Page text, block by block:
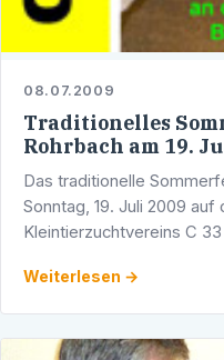
08.07.2009
Traditionelles
Rohrbach am 19.
Das traditionelle
Sonntag, 19. Juli 2009 auf
Kleintierzuchtvereins C
Landtagsabgeordneten
Weiterlesen →